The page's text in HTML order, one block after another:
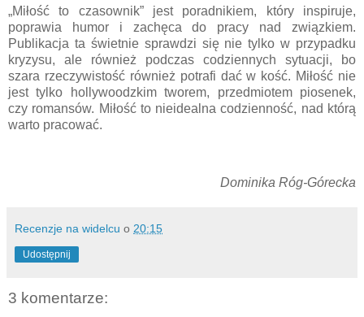
„Miłość to czasownik” jest poradnikiem, który inspiruje,
poprawia humor i zachęca do pracy nad związkiem.
Publikacja ta świetnie sprawdzi się nie tylko w przypadku
kryzysu, ale również podczas codziennych sytuacji, bo
szara rzeczywistość również potrafi dać w kość. Miłość nie
jest tylko hollywoodzkim tworem, przedmiotem piosenek,
czy romansów. Miłość to nieidealna codzienność, nad którą
warto pracować.
Dominika Róg-Górecka
Recenzje na widelcu o 20:15
Udostępnij
3 komentarze: